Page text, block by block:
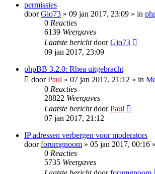
permissies
doorGio73 » 09 jan 2017, 23:09 » in
0 Reacties
6139 Weergaves
Laatste berichtdoorGio73
09 jan 2017, 23:09
phpBB 3.2.0: Rhea uitgebracht
doorPaul » 07 jan 2017, 21:12 » in
0 Reacties
28822 Weergaves
Laatste berichtdoorPaul
07 jan 2017, 21:12
IP adressen verbergen voor moderators
doorforumgnoom » 05 jan 2017, 00:16
0 Reacties
5735 Weergaves